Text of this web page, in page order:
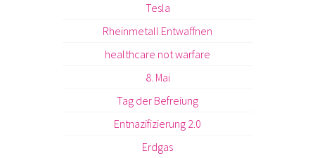
Tesla
Rheinmetall Entwaffnen
healthcare not warfare
8. Mai
Tag der Befreiung
Entnazifizierung 2.0
Erdgas